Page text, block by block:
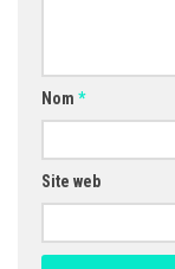
Nom *
Site web